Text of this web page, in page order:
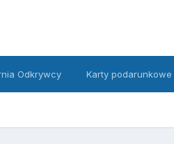
Odkrywcy Karty podarunkowe